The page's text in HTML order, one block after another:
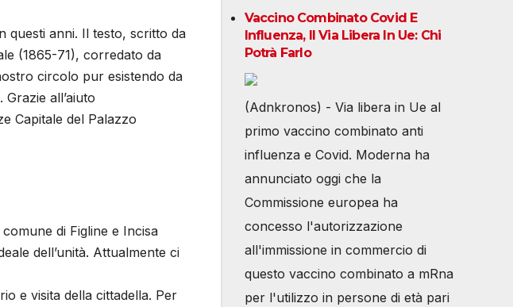
questi anni. Il testo, scritto da
(1865-71), corredato da
circolo pur esistendo da
all’aiuto
Capitale del Palazzo
di Figline e Incisa
dell’unità. Attualmente ci
e visita della cittadella. Per
Vaccino Combinato Covid E
Influenza, Il Via Libera In Ue: Chi
Potrà Farlo
(Adnkronos) - Via libera in Ue al
primo vaccino combinato anti
influenza e Covid. Moderna ha
annunciato oggi che la
Commissione europea ha
concesso l'autorizzazione
all'immissione in commercio di
questo vaccino combinato a mRna
per l'utilizzo in persone di età pari